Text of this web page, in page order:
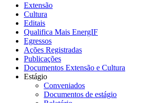
Extensão
Cultura
Editais
Qualifica Mais EnergIF
Egressos
Ações Registradas
Publicações
Documentos Extensão e Cultura
Estágio
Conveniados
Documentos de estágio